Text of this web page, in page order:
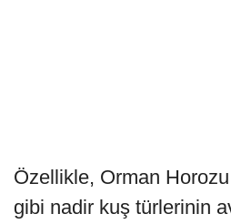
Özellikle, Orman
gibi nadir kuş türlerinin